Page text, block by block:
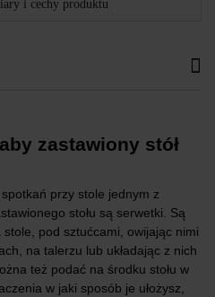
i cechy produktu
zastawiony stół
przy stole jednym z
stołu są serwetki. Są
pod sztućcami, owijając nimi
na talerzu lub układając z nich
też podać na środku stołu w
w jaki sposób je ułożysz,